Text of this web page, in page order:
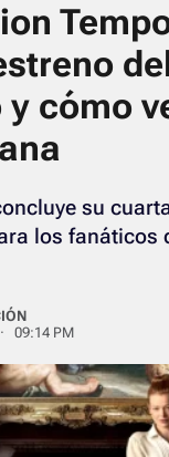
cómo
su
los fanáticos
09:14 PM